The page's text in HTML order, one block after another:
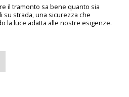
il tramonto sa bene quanto sia
strada, una sicurezza che
la luce adatta alle nostre esigenze.